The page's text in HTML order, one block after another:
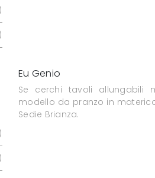
Eu Genio
Se cerchi tavoli allungabili
modello da pranzo in
Sedie Brianza.